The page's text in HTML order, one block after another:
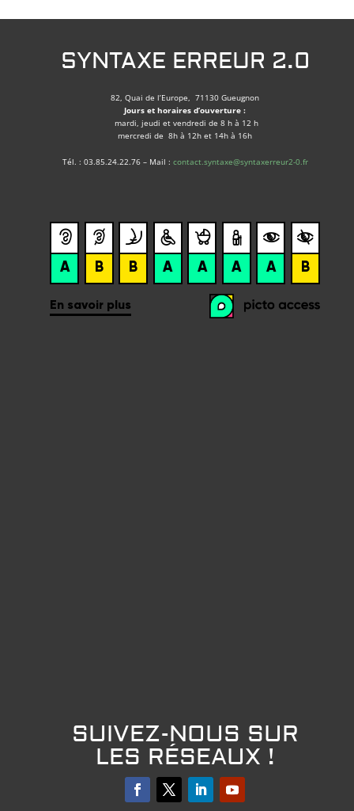
SYNTAXE ERREUR 2.0
82, Quai de l’Europe, 71130 Gueugnon
Jours et horaires d’ouverture :
mardi, jeudi et vendredi de 8 h à 12 h
mercredi de 8h à 12h et 14h à 16h
Tél. : 03.85.24.22.76 – Mail : contact.syntaxe@syntaxerreur2-0.fr
SUIVEZ-NOUS SUR
LES RÉSEAUX !